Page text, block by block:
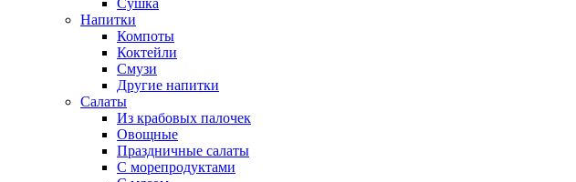
Сушка
Напитки
Компоты
Коктейли
Смузи
Другие напитки
Салаты
Из крабовых палочек
Овощные
Праздничные салаты
С морепродуктами